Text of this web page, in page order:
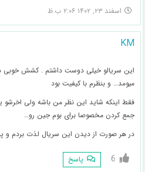
اسفند ۲۳, ۱۴۰۲ ۲:۰۶ ب.ظ
KM
این سریالو خیلی دوست داشتم . کشش خوبی
میومد… و بنظرم با کیفیت بود
فقط اینکه شاید این نظر من باشه ولی
جمع کردن مخصوصا برای بوم جین رو…
در هر صورت از دیدن این سریال لذت بردم و
6 پاسخ